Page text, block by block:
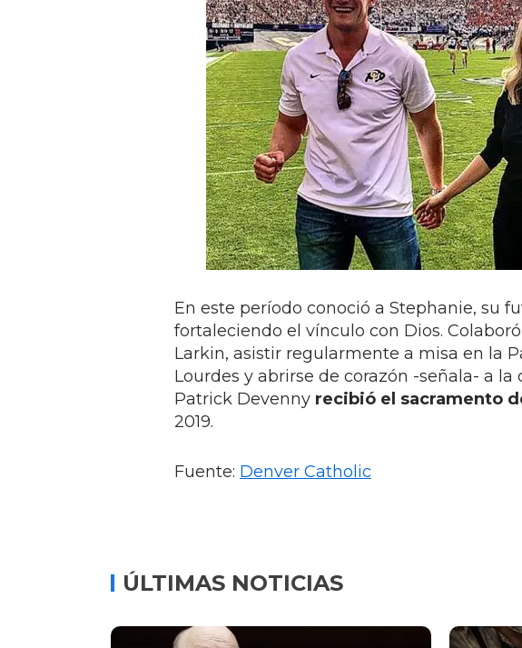
En este período conoció a Stephanie, su
fortaleciendo el vínculo con Dios.
Larkin, asistir regularmente a misa en la
Lourdes y abrirse de corazón -señala- a la
Patrick Devenny recibió el sacramento
2019.
Fuente: Denver Catholic
ÚLTIMAS NOTICIAS